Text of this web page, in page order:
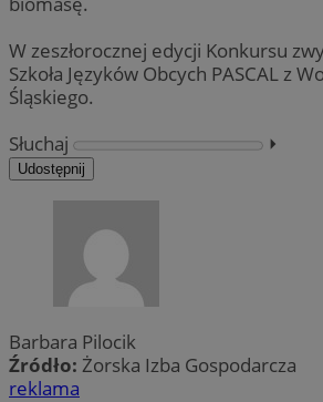
W zeszłorocznej edycji Konkursu
Szkoła Języków Obcych PASCAL z
Śląskiego.
Słuchaj
⏵︎
Udostępnij
Barbara Pilocik
Źródło: Żorska Izba Gospodarcza
reklama